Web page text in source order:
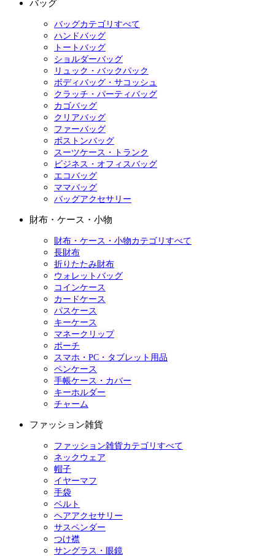
バッグ
バッグカテゴリすべて
ハンドバッグ
トートバッグ
ショルダーバッグ
リュック・バックパック
ボディバッグ・サコッシュ
クラッチ・パーティバッグ
カゴバッグ
クリアバッグ
ファーバッグ
ボストンバッグ
スーツケース・トランク
ビジネス・オフィスバッグ
エコバッグ
ママバッグ
バッグアクセサリー
財布・ケース・小物
財布・ケース・小物カテゴリすべて
長財布
折りたたみ財布
ウォレットバッグ
コインケース
カードケース
パスケース
キーケース
マネークリップ
ポーチ
スマホ・PC・タブレット用品
ペンケース
手帳ケース・カバー
キーホルダー
チャーム
ファッション雑貨
ファッション雑貨カテゴリすべて
ネックウェア
帽子
イヤーマフ
手袋
ベルト
ヘアアクセサリー
サスペンダー
つけ襟
サングラス・眼鏡